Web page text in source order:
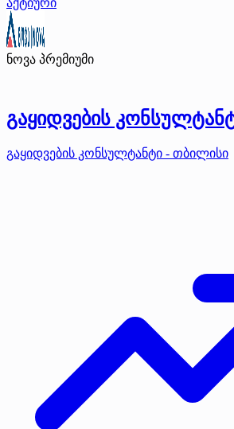
აქტიური
ნოვა პრემიუმი
გაყიდვების
გაყიდვების კონსულტანტი - თბილისი